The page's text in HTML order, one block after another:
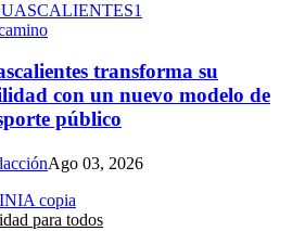
transforma su
con un nuevo modelo de
público
Ago 03, 2026
para todos